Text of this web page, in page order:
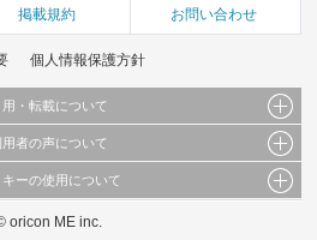
掲載規約 お問い合わせ
個人情報保護方針
用・転載について
、写真、イラスト、画像データ等）及びこれらの配
転載・複製などの二次利用を行うことは固く禁じて
用者の声について
サービスの利用者が提出された見解・感想です。
解いただいた上でご覧ください。
キーの使用について
ユーザーに合わせたコンテンツや広告の表示、ソー
oricon ME inc.